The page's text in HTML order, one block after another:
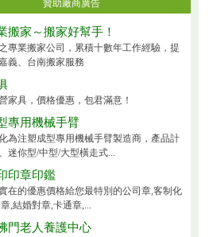
贊助廠商廣告
搬家～搬家好幫手！
專業搬家公司，累積十數年工作經驗，提
義、台南搬家服務
家具，價格優惠，包君滿意！
專用機械手臂
為注塑成型專用機械手臂製造商，產品計
迷你型/中型/大型橫走式...
印章印鑑
在的優惠價格給您最特別的公司章,客制化
,結婚對章,卡通章,...
門老人養護中心